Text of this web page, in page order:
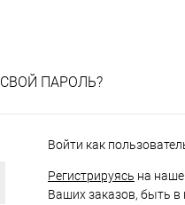
ПАРОЛЬ?
Войти как
Регистрируясь на
Ваших заказов, быть в